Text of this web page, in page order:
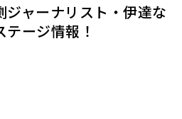
ジャーナリスト・伊達な
ージ情報！